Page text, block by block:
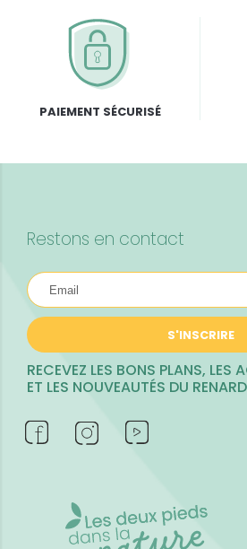
PAIEMENT SÉCURISÉ
Restons en contact
S'INSCRIRE
RECEVEZ LES BONS PLANS, LES
ET LES NOUVEAUTÉS DU